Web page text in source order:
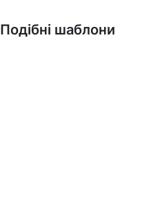
Подібні шаблони
Дізнатися більше